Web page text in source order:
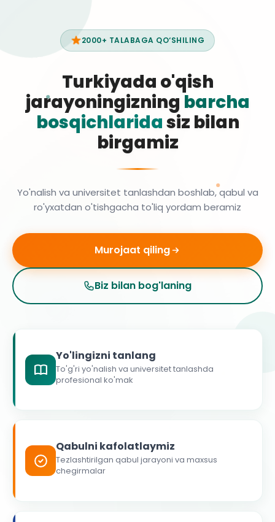
2000+ TALABAGA QO‘SHILING
Turkiyada o'qish
jarayoningizning barcha
bosqichlaridasiz bilan
birgamiz
Yo'nalish va universitet tanlashdan boshlab, qabul va
ro'yxatdan o'tishgacha to'liq yordam beramiz
Murojaat qiling
Biz bilan bog'laning
Yo'lingizni tanlang
To'g'ri yo'nalish va universitet tanlashda
profesional ko'mak
Qabulni kafolatlaymiz
Tezlashtirilgan qabul jarayoni va maxsus
chegirmalar